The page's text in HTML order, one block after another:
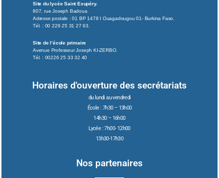
Site du lycée Saint Exupéry.
807, rue Joseph Badoua
Adresse postale : 01 BP 1478 I Ouagadougou 01- Burkina Faso.
Tél. : 00 226 25 31 27 63.
Site de l’école primaire
Avenue Professeur Joseph KI-ZERBO.
Tél. : 00226 25 33 32 40
Horaires d'ouverture des secrétariats
du lundi au vendredi
École : 7h30 – 13h00
14h30 – 16h00
Lycée : 7h00- 12h00
13h30-17h30
Nos partenaires